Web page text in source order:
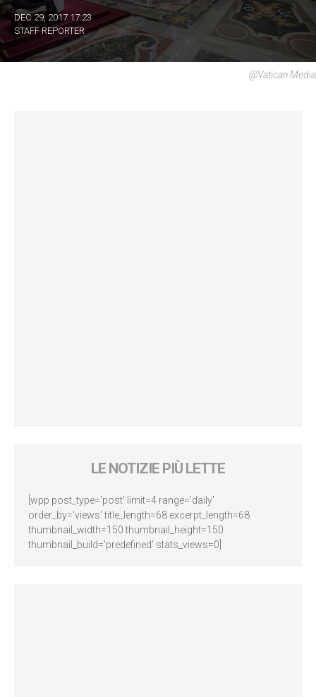
DEC 29, 2017 17:23
STAFF REPORTER
@Vatican Media
LE NOTIZIE PIÙ LETTE
[wpp post_type='post' limit=4 range='daily'
order_by='views' title_length=68 excerpt_length=68
thumbnail_width=150 thumbnail_height=150
thumbnail_build='predefined' stats_views=0]